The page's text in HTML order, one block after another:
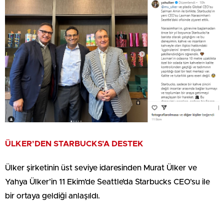
ÜLKER’DEN STARBUCKS’A DESTEK
Ülker şirketinin üst seviye idaresinden Murat Ülker ve
Yahya Ülker’in 11 Ekim’de Seattle’da Starbucks CEO’su ile
bir ortaya geldiği anlaşıldı.